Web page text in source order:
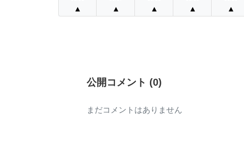
▲ ▲ ▲ ▲ ▲
公開コメント (0)
まだコメントはありません